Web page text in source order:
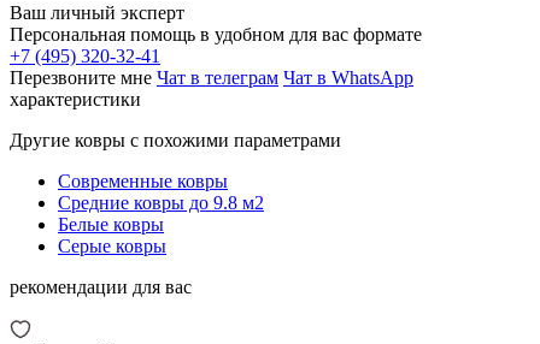
Ваш личный эксперт
Персональная помощь в удобном для вас формате
+7 (495) 320-32-41
Перезвоните мне Чат в телеграм Чат в WhatsApp
характеристики
Другие ковры с похожими параметрами
Современные ковры
Средние ковры до 9.8 м2
Белые ковры
Серые ковры
рекомендации для вас